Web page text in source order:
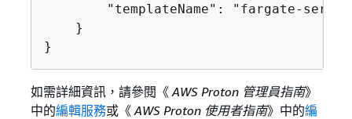
"templateName": "fargate-
    }
}
如需詳細資訊，請參閱《AWS Proton 管理員指南》
中的編輯服務或《AWS Proton 使用者指南》中的編